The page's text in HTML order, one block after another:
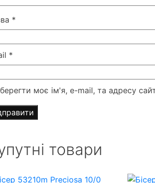
*
*
моє ім'я, e-mail, та адресу
товари